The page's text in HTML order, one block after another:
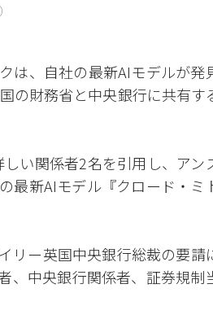
は、自社の最新AIモデルが発
の財務省と中央銀行に共有す
い関係者2名を引用し、アン
最新AIモデル『クロード・ミ
リー英国中央銀行総裁の要請
、中央銀行関係者、証券規制